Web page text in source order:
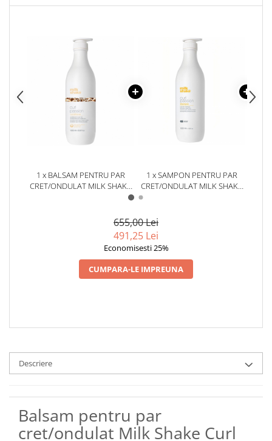
1 x BALSAM PENTRU PAR
CRET/ONDULAT MILK SHAKE
1 x SAMPON PENTRU PAR
CRET/ONDULAT MILK SHAKE
655,00 Lei
491,25 Lei
Economisesti 25%
CUMPARA-LE IMPREUNA
Descriere
Balsam pentru par
cret/ondulat Milk Shake Curl